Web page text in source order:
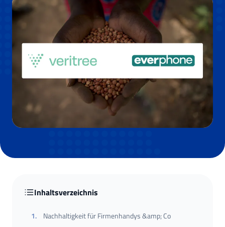
Inhaltsverzeichnis
1.
Nachhaltigkeit für Firmenhandys &amp; Co